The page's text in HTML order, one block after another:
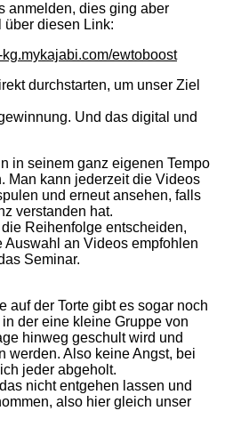
anmelden, dies ging aber
über diesen Link:
ewtoboost
durchstarten, um unser Ziel
Und das digital und
in seinem ganz eigenen Tempo
Man kann jederzeit die Videos
und erneut ansehen, falls
verstanden hat.
Reihenfolge entscheiden,
an Videos empfohlen
Seminar.
auf der Torte gibt es sogar noch
der eine kleine Gruppe von
hinweg geschult wird und
werden. Also keine Angst, bei
jeder abgeholt.
nicht entgehen lassen und
also hier gleich unser